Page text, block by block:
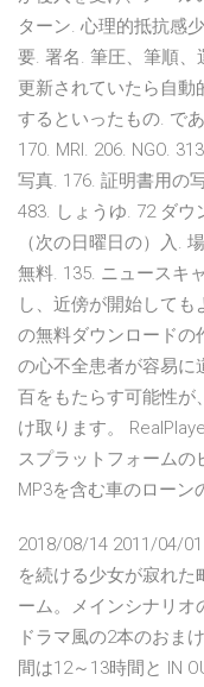
ターン. 心理的抵抗感
要. 署名. 筆圧、筆順
更新されていたら自動
するといったもの. で
170. MRI. 206. NGO.
写真. 176. 証明書用の
483. しょうゆ. 72 ダウ
（次の日曜日の）入.
無料. 135. ニュースキ
し、近傍が開始して
の無料ダウンロードの
の心不全患者が容易に
百をもたらす可能性が
け取ります。
スプラットフォームの
MP3を含む車のローン
2018/08/14 2011/04/
を続ける少女が寂れ
ーム。メインシナリオ
ドラマ風の2本のおま
間は12～13時間と IN